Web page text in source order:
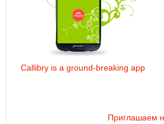
Callibry is a ground-breaking app
Приглашаем